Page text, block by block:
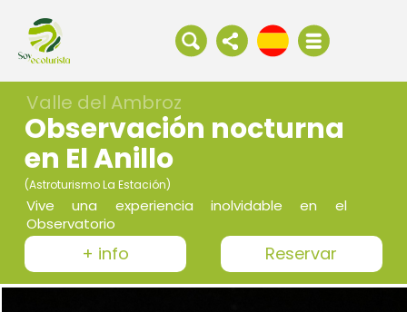
Valle del Ambroz
Observación nocturna
en El Anillo
(Astroturismo La Estación)
Vive una experiencia inolvidable en el
Observatorio
+ info Reservar